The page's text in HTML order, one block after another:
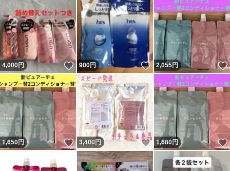
4,000円 いいね！
900円 いいね！
2,055円
1,650円 いいね！
3,400円 いいね！
1,680円